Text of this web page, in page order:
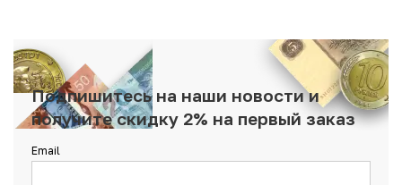
Подпишитесь на наши новости и
получите скидку 2% на первый заказ
Email